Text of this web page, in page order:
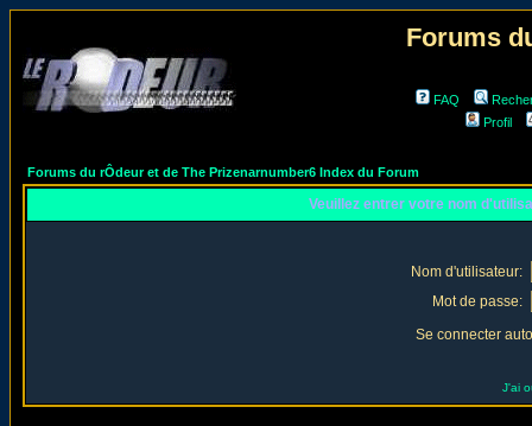
Forums
FAQ
Profil
Forums du rÔdeur et de The Prizenarnumber6 Index du Forum
Veuillez entrer votre nom
Nom d'utilisateur:
Mot de passe:
Se connecter
J'ai